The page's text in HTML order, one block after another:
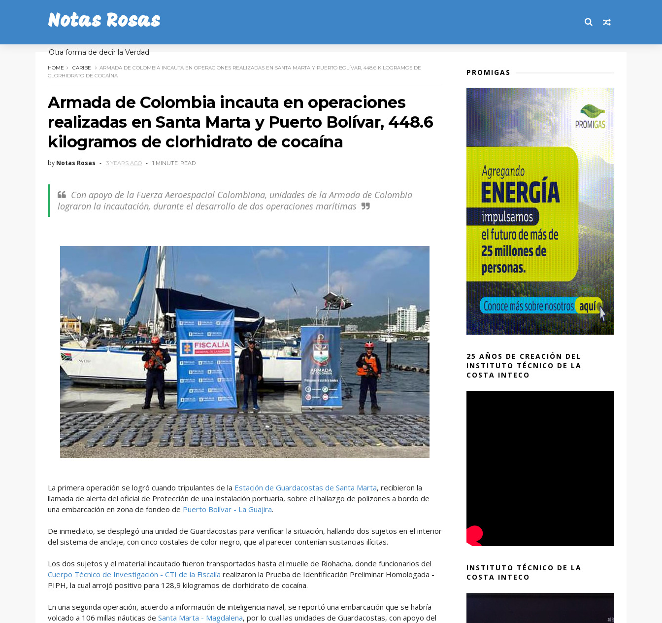
Notas Rosas
Otra forma de decir la Verdad
HOME CARIBE
ARMADA DE COLOMBIA INCAUTA EN OPERACIONES REALIZADAS EN SANTA MARTA Y PUERTO BOLÍVAR, 448.6 KILOGRAMOS DE
CLORHIDRATO DE COCAÍNA
Armada de Colombia incauta en operaciones
realizadas en Santa Marta y Puerto Bolívar, 448.6
kilogramos de clorhidrato de cocaína
by Notas Rosas 3 YEARS AGO 1 MINUTE READ
Con apoyo de la Fuerza Aeroespacial Colombiana, unidades de la Armada de Colombia
lograron la incautación, durante el desarrollo de dos operaciones marítimas
La primera operación se logró cuando tripulantes de la Estación de Guardacostas de Santa Marta, recibieron la
llamada de alerta del oficial de Protección de una instalación portuaria, sobre el hallazgo de polizones a bordo de
una embarcación en zona de fondeo de Puerto Bolívar - La Guajira.
De inmediato, se desplegó una unidad de Guardacostas para verificar la situación, hallando dos sujetos en el interior
del sistema de anclaje, con cinco costales de color negro, que al parecer contenían sustancias ilícitas.
Los dos sujetos y el material incautado fueron transportados hasta el muelle de Riohacha, donde funcionarios del
Cuerpo Técnico de Investigación - CTI de la Fiscalía realizaron la Prueba de Identificación Preliminar Homologada -
PIPH, la cual arrojó positivo para 128,9 kilogramos de clorhidrato de cocaína.
En una segunda operación, acuerdo a información de inteligencia naval, se reportó una embarcación que se habría
volcado a 106 millas náuticas de Santa Marta - Magdalena, por lo cual las unidades de Guardacostas, con apoyo del
PROMIGAS
25 AÑOS DE CREACIÓN DEL
INSTITUTO TÉCNICO DE LA
COSTA INTECO
INSTITUTO TÉCNICO DE LA
COSTA INTECO